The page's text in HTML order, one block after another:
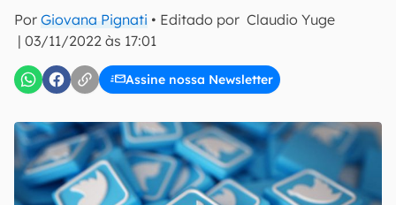
Por Giovana Pignati • Editado por Claudio Yuge
| 03/11/2022 às 17:01
Assine nossa Newsletter
Uso e Política de Privacidade do Canaltech.